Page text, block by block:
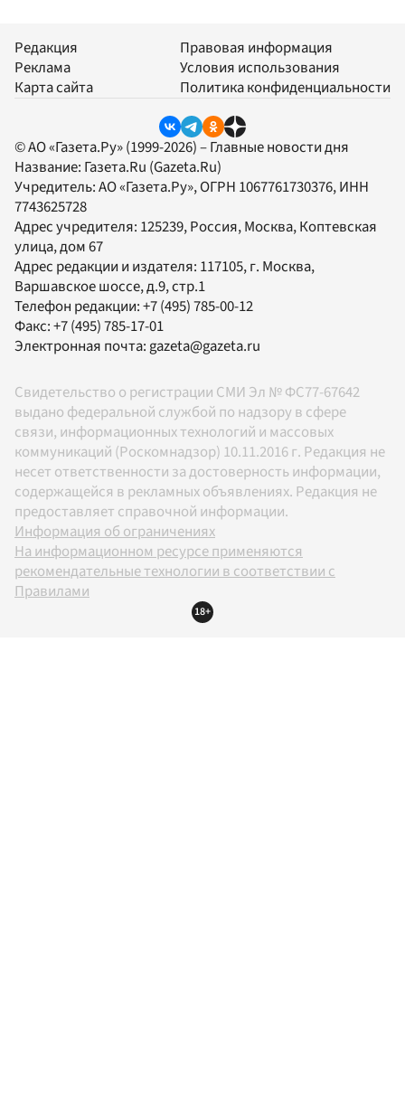
Редакция
Реклама
Карта сайта
Правовая информация
Условия использования
Политика конфиденциальности
© АО «Газета.Ру» (1999-2026) – Главные новости дня
Название: Газета.Ru (Gazeta.Ru)
Учредитель:АО «Газета.Ру», ОГРН 1067761730376, ИНН
7743625728
Адрес учредителя: 125239, Россия, Москва, Коптевская
улица, дом 67
Адрес редакции и издателя: 117105, г. Москва,
Варшавское шоссе, д.9, стр.1
Телефон редакции:+7 (495) 785-00-12
Факс:+7 (495) 785-17-01
Электронная почта: gazeta@gazeta.ru
Свидетельство о регистрации СМИ Эл № ФС77-67642
выдано федеральной службой по надзору в сфере
связи, информационных технологий и массовых
коммуникаций (Роскомнадзор) 10.11.2016 г. Редакция не
несет ответственности за достоверность информации,
содержащейся в рекламных объявлениях. Редакция не
предоставляет справочной информации.
Информация об ограничениях
На информационном ресурсе применяются
рекомендательные технологии в соответствии с
Правилами
18+